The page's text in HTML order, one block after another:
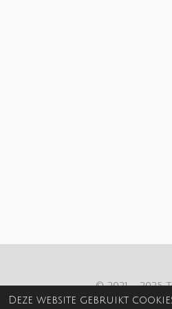
Deze website gebruikt
© 2021 - 2025